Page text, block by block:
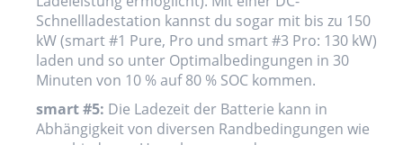
Schnellladestation kannst du sogar mit bis zu 150
kW (smart #1 Pure, Pro und smart #3 Pro: 130 kW)
laden und so unter Optimalbedingungen in 30
Minuten von 10 % auf 80 % SOC kommen.
smart #5: Die Ladezeit der Batterie kann in
Abhängigkeit von diversen Randbedingungen wie